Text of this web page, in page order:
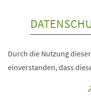
Durch die Nutzung
einverstanden, dass